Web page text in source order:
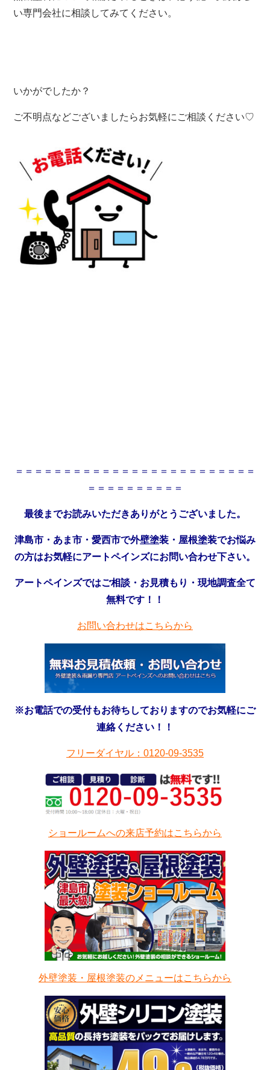
い専門会社に相談してみてください。
いかがでしたか？
ご不明点などございましたらお気軽にご相談ください♡
＝＝＝＝＝＝＝＝＝＝＝＝＝＝＝＝＝＝＝＝＝＝＝＝＝
＝＝＝＝＝＝＝＝＝＝
最後までお読みいただきありがとうございました。
津島市・あま市・愛西市で外壁塗装・屋根塗装でお悩み
の方はお気軽にアートペインズにお問い合わせ下さい。
アートペインズではご相談・お見積もり・現地調査全て
無料です！！
お問い合わせはこちらから
※お電話での受付もお待ちしておりますのでお気軽にご
連絡ください！！
フリーダイヤル：0120-09-3535
ショールームへの来店予約はこちらから
外壁塗装・屋根塗装のメニューはこちらから